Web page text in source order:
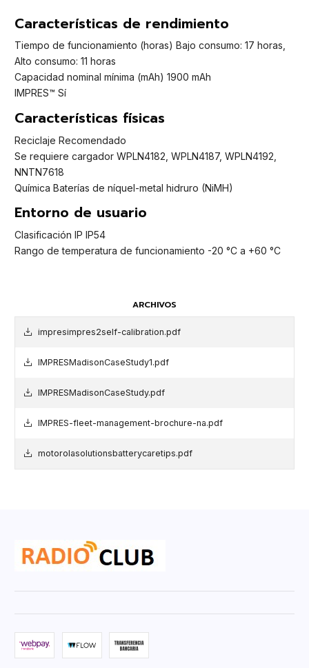
Características de rendimiento
Tiempo de funcionamiento (horas) Bajo consumo: 17 horas,
Alto consumo: 11 horas
Capacidad nominal mínima (mAh) 1900 mAh
IMPRES™ Sí
Características físicas
Reciclaje Recomendado
Se requiere cargador WPLN4182, WPLN4187, WPLN4192,
NNTN7618
Química Baterías de níquel-metal hidruro (NiMH)
Entorno de usuario
Clasificación IP IP54
Rango de temperatura de funcionamiento -20 °C a +60 °C
ARCHIVOS
impresimpres2self-calibration.pdf
IMPRESMadisonCaseStudy1.pdf
IMPRESMadisonCaseStudy.pdf
IMPRES-fleet-management-brochure-na.pdf
motorolasolutionsbatterycaretips.pdf